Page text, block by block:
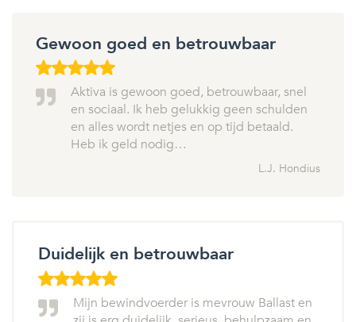
Gewoon goed en betrouwbaar
Aktiva is gewoon goed, betrouwbaar, snel
en sociaal. Ik heb gelukkig geen schulden
en alles wordt netjes en op tijd betaald.
Heb ik geld nodig…
L.J. Hondius
Duidelijk en betrouwbaar
Mijn bewindvoerder is mevrouw Ballast en